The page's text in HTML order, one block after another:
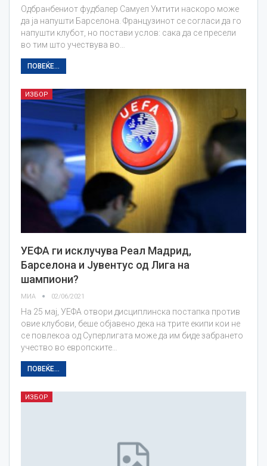
Одбранбениот фудбалер Самуел Умтити наскоро може
да ја напушти Барселона. Французинот се согласи да го
напушти клубот, но постави услов: сака да се пресели
во тим што учествува во…
ПОВЕЌЕ...
ИЗБОР
УЕФА ги исклучува Реал Мадрид,
Барселона и Јувентус од Лига на
шампиони?
МИА 02/06/2021
На 25 мај, УЕФА отвори дисциплинска постапка против
овие клубови, беше објавено дека на трите екипи кои не
се повлекоа од Суперлигата може да им биде забрането
учество во европските…
ПОВЕЌЕ...
ИЗБОР